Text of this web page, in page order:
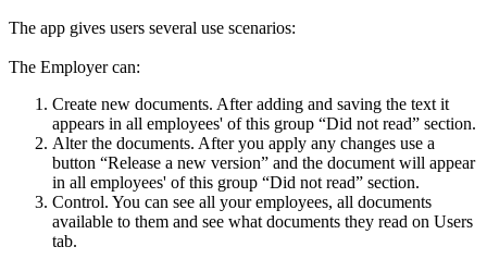
The app gives users several use scenarios:
The Employer can:
Create new documents. After adding and saving the text it
appears in all employees' of this group “Did not read” section.
Alter the documents. After you apply any changes use a
button “Release a new version” and the document will appear
in all employees' of this group “Did not read” section.
Control. You can see all your employees, all documents
available to them and see what documents they read on Users
tab.